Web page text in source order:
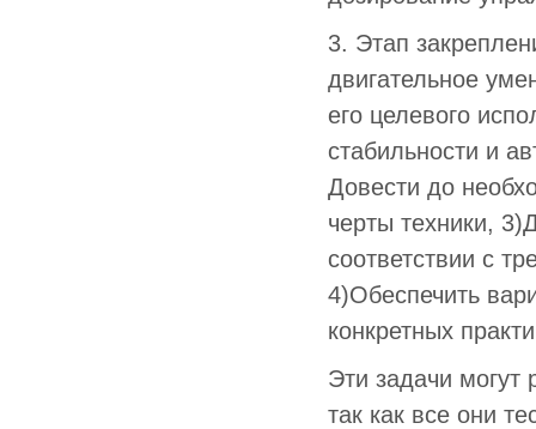
3. Этап
двигательное
его целевого
стабильности и
Довести до
черты техники,
соответствии с
4)Обеспечить
конкретных
Эти задачи могут
так как все они